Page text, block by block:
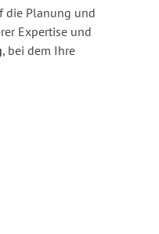
die Planung und
Expertise und
, bei dem Ihre